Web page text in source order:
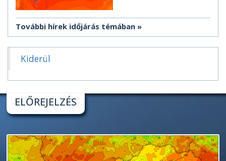
További hírek időjárás témában
Kiderül
ELŐREJELZÉS